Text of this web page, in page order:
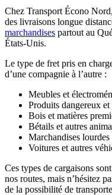
Chez Transport Écono
des livraisons longue
marchandises partout au
États-Unis.
Le type de fret pris en
d’une compagnie à l’autre :
Meubles et
Produits dangereux
Bois et matières
Bétails et autres
Marchandises lourdes
Voitures et autres
Ces types de cargaisons
nos routes, mais n’hésitez
de la possibilité de